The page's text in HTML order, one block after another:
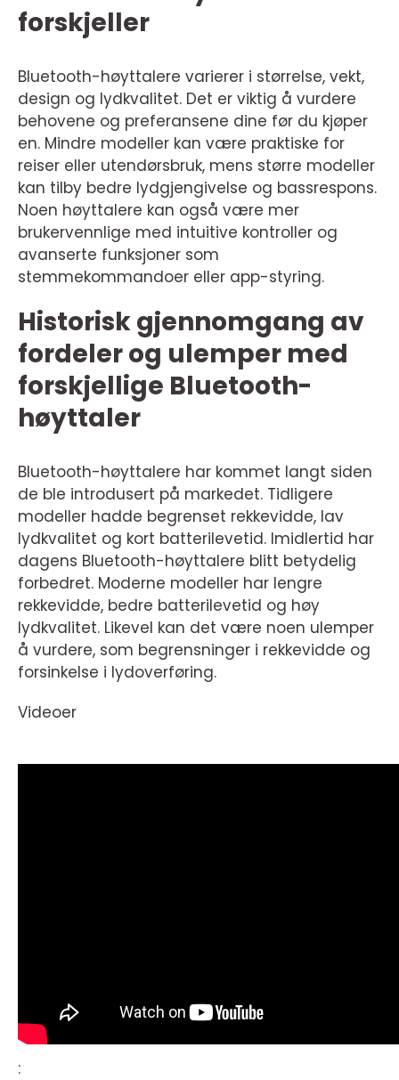
forskjeller
Bluetooth-høyttalere varierer i størrelse, vekt,
design og lydkvalitet. Det er viktig å vurdere
behovene og preferansene dine før du kjøper
en. Mindre modeller kan være praktiske for
reiser eller utendørsbruk, mens større modeller
kan tilby bedre lydgjengivelse og bassrespons.
Noen høyttalere kan også være mer
brukervennlige med intuitive kontroller og
avanserte funksjoner som
stemmekommandoer eller app-styring.
Historisk gjennomgang av
fordeler og ulemper med
forskjellige Bluetooth-
høyttaler
Bluetooth-høyttalere har kommet langt siden
de ble introdusert på markedet. Tidligere
modeller hadde begrenset rekkevidde, lav
lydkvalitet og kort batterilevetid. Imidlertid har
dagens Bluetooth-høyttalere blitt betydelig
forbedret. Moderne modeller har lengre
rekkevidde, bedre batterilevetid og høy
lydkvalitet. Likevel kan det være noen ulemper
å vurdere, som begrensninger i rekkevidde og
forsinkelse i lydoverføring.
Videoer
: